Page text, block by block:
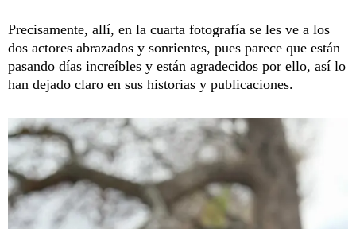
Precisamente, allí, en la cuarta fotografía se les ve a los
dos actores abrazados y sonrientes, pues parece que están
pasando días increíbles y están agradecidos por ello, así lo
han dejado claro en sus historias y publicaciones.